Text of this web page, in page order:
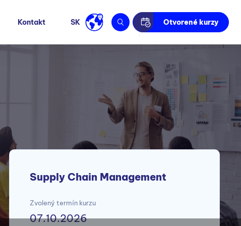
Kontakt SK Otvorené kurzy
Supply Chain Management
Zvolený termín kurzu
07.10.2026